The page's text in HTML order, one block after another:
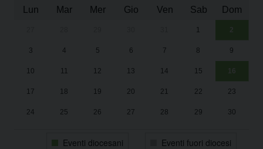
Lun
Mar Mer Gio Ven Sab Dom
1 2
3 4 5 6 7 8 9
10 11 12 13 14 15 16
17 18 19 20 21 22 23
24 25 26 27 28 29 30
Eventi diocesani Eventi fuori diocesi